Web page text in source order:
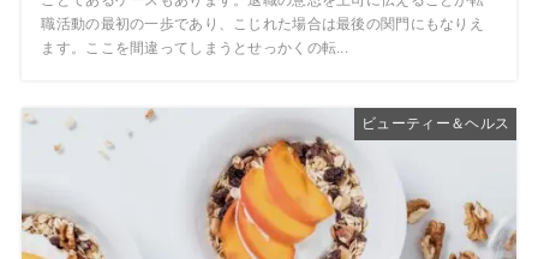
職活動の最初の一歩であり、こじれた場合は最後の関門にもなりえ
ます。ここを間違ってしまうとせっかくの転...
ビューティー＆ヘルス